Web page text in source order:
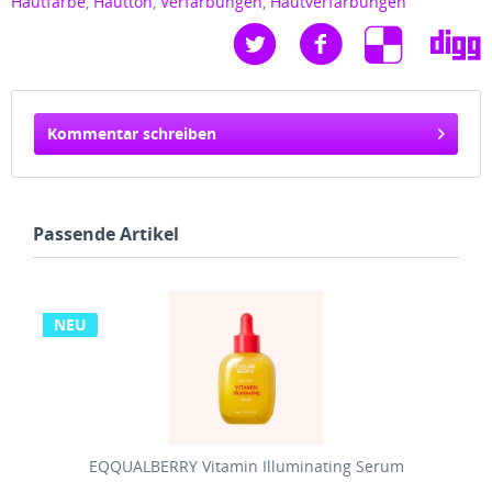
Kommentar schreiben
Passende Artikel
NEU
EQQUALBERRY Vitamin Illuminating Serum